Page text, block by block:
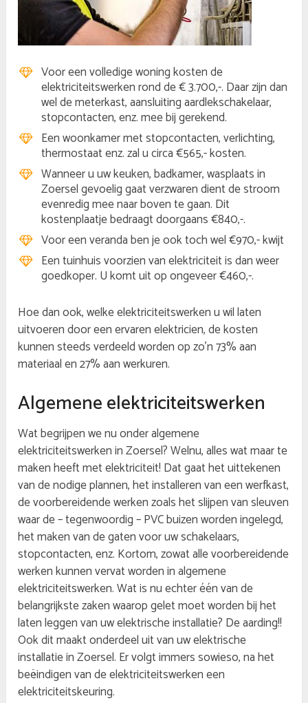
Voor een volledige woning kosten de
elektriciteitswerken rond de € 3.700,-. Daar zijn dan
wel de meterkast, aansluiting aardlekschakelaar,
stopcontacten, enz. mee bij gerekend.
Een woonkamer met stopcontacten, verlichting,
thermostaat enz. zal u circa €565,- kosten.
Wanneer u uw keuken, badkamer, wasplaats in
Zoersel gevoelig gaat verzwaren dient de stroom
evenredig mee naar boven te gaan. Dit
kostenplaatje bedraagt doorgaans €840,-.
Voor een veranda ben je ook toch wel €970,- kwijt
Een tuinhuis voorzien van elektriciteit is dan weer
goedkoper. U komt uit op ongeveer €460,-.
Hoe dan ook, welke elektriciteitswerken u wil laten
uitvoeren door een ervaren elektricien, de kosten
kunnen steeds verdeeld worden op zo’n 73% aan
materiaal en 27% aan werkuren.
Algemene elektriciteitswerken
Wat begrijpen we nu onder algemene
elektriciteitswerken in Zoersel? Welnu, alles wat maar te
maken heeft met elektriciteit! Dat gaat het uittekenen
van de nodige plannen, het installeren van een werfkast,
de voorbereidende werken zoals het slijpen van sleuven
waar de – tegenwoordig – PVC buizen worden ingelegd,
het maken van de gaten voor uw schakelaars,
stopcontacten, enz. Kortom, zowat alle voorbereidende
werken kunnen vervat worden in algemene
elektriciteitswerken. Wat is nu echter één van de
belangrijkste zaken waarop gelet moet worden bij het
laten leggen van uw elektrische installatie? De aarding!!
Ook dit maakt onderdeel uit van uw elektrische
installatie in Zoersel. Er volgt immers sowieso, na het
beëindigen van de elektriciteitswerken een
elektriciteitskeuring.